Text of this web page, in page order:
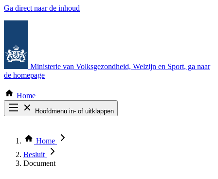
Ga direct naar de inhoud
Ministerie van Volksgezondheid, Welzijn en Sport, ga naar
de homepage
Home
Hoofdmenu in- of uitklappen
Thema COVID-19
Bekijk per bestuursorgaan
Home
Besluit
Document